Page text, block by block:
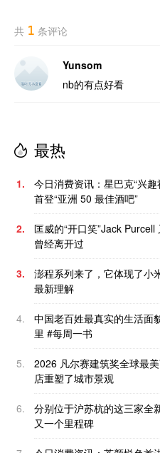
共 1 条评论
Yunsom
nb的有点好看
最热
1.
今日消费资讯：星巴克“兴
首登“亚洲 50 最佳酒吧”
2.
匡威的“开口笑”Jack
曾经离开过
3.
澎程系列来了，它体现了小
最新理解
4.
中国老百姓最真实的生活面
里 #每周一书
5.
2026 凡尔赛建筑奖全球最
店重塑了城市景观
6.
分别位于沪苏杭的这三家全
又一个里程碑